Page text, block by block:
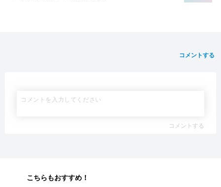
コメントする
コメントする
こちらもおすすめ！